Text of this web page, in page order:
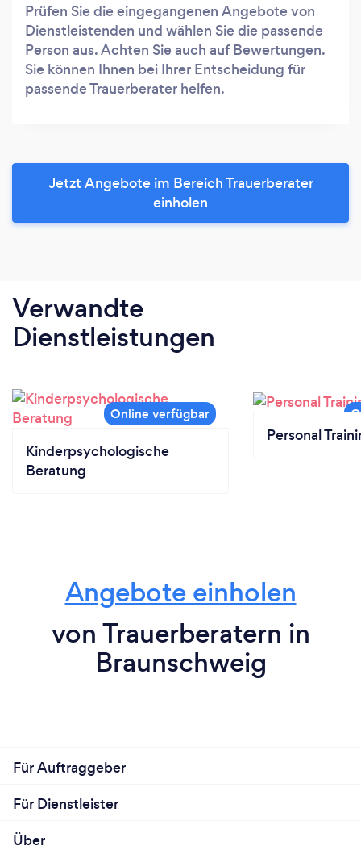
Prüfen Sie die eingegangenen Angebote von
Dienstleistenden und wählen Sie die passende
Person aus. Achten Sie auch auf Bewertungen.
Sie können Ihnen bei Ihrer Entscheidung für
passende Trauerberater helfen.
Jetzt Angebote im Bereich Trauerberater
einholen
Verwandte
Dienstleistungen
Kinderpsychologische
Beratung
Personal
Angebote einholen
von Trauerberatern in
Braunschweig
Für Auftraggeber
Für Dienstleister
Über